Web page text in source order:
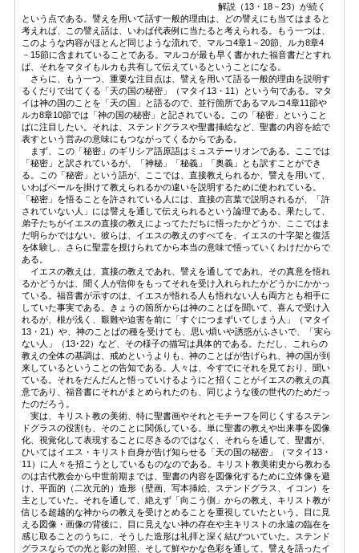
解説（13・18－23）が続く
という点である。譬えを用いて話す一般的理由は、どの譬えにも当てはまると
考えれば、この譬え話は、いわば代表例に当たると考えられる。もう一つは、
このような内容がほとんど同じような流れで、マルコ4章1－20節、ルカ8章4
－15節に含まれていることである。マルコが最も早く書かれた福音書だとすれ
ば、それをマタイもルカも共有して伝えているということになる。
さらに、もう一つ、重要な注目点は、譬えを用いて語る一般的理由を説明す
るくだりで出てくる「天の国の秘密」（マタイ13・11）という句である。マタ
イは神の国のことを「天の国」と語るので、並行箇所であるマルコ4章11節や
ルカ8章10節では「神の国の秘密」と記されている。この「秘密」ということ
ばに注目したい。それは、ステンドグラスや聖書挿絵など、聖書の内容を絵で
表すという営みの意味にもつながってくるからである。
まず、この「秘密」のギリシア語原語はミュステーリオンである。ここでは
「秘密」と訳されているが、「神秘」「秘義」「奥義」とも訳すことができ
る。この「秘密」という語が、ここでは、直接教えられるか、譬えを用いて、
いわばベールを掛けて教えられるかの違いを説明するために使われている。
「秘密」を悟ることを許されている人には、直接の言葉で説明されるが、「許
されていない人」には譬えを通して伝えられるという論理である。果たして、
弟子たちがイエスの直接の教えによってただちに悟ったかどうか、ここではま
だ明らかではない。彼らは、イエスの教えのすべてを、イエスの十字架と復活
を体験し、さらに聖霊を授けられてから本当の意味で悟っていくわけだからで
ある。
イエスの教えは、直接の教えであれ、譬えを通してであれ、その真意を悟れ
るかどうかは、聞く人が信仰をもってそれを受け入れられたかどうかにかかっ
ている。福音書が示すのは、イエスが悟れる人も悟れない人も両方とも相手に
していた事実である。きょうの箇所からは神のことばを聞いて、喜んで受け入
れるが、根が浅く、艱難や迫害を前に「すぐにつまずいてしまう人」（マタイ
13・21）や、神のことばの種を受けても、思い煩いや誘惑がふさいで、「実ら
ない人」（13･22）など、その様子の描写は具体的である。ただし、これらの
教えの全体の基調は、戒めというよりも、神のことばが告げられ、神の国が到
来しているということの告知である。人々は、今すでにそれを見ており、聞い
ている。それをだんだんと悟っていけるようにと招くことがイエスの教えの真
意であり、福音書にそれがまとめられたのも、同じような後の世代のためだっ
たのだろう。
実は、キリスト教の美術、特に聖書画やそれとモチーフを同じくするステン
ドグラスの役割も、そのことに関係している。単に聖書の教えや出来事を図像
化、視覚化して表現することに尽きるのではなく、それらを通して、聖書が、
ひいてはイエス・キリスト自身が告げ知らせる「天の国の秘密」（マタイ13・
11）に人々を招こうとしているものなのである。キリスト教美術史から教わる
のは古代教会から中世前期までは、聖書の内容を図像化するために立体像を避
け、平面的（二次元的）造形（壁画、写本挿絵、ステンドグラス、イコン）を
主としていた。それを通して、絶えず「向こう側」からの教え、キリスト教が
信じる超越的な神からの教えを受けとめることを重視していたという。目に見
える図像・画像の背後に、目に見えない神の存在や主キリストの永遠の臨在を
感じ取ることのうちに、そうした造形は礼拝と深く結びついていた。ステンド
グラスならでの光と影の対照、そして鮮やかな色彩を通して、譬えを語ったイ